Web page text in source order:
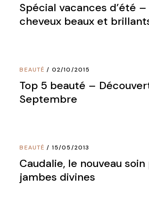
Spécial vacances d’été –
cheveux beaux et
BEAUTÉ 02/10/2015
Top 5 beauté –
Septembre
BEAUTÉ 15/05/2013
Caudalie, le nouveau
jambes divines